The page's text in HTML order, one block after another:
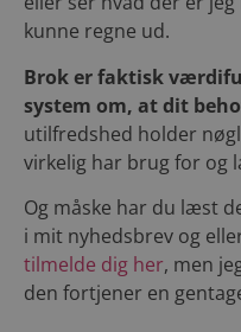
kunne regne ud.
Brok er faktisk
system om, at dit
utilfredshed holder
virkelig har brug for og
Og måske har du læst
i mit nyhedsbrev og
tilmelde dig her, men
den fortjener en